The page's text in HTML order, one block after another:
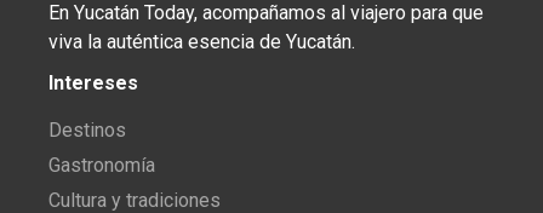
En Yucatán Today, acompañamos al viajero para que
viva la auténtica esencia de Yucatán.
Intereses
Destinos
Gastronomía
Cultura y tradiciones